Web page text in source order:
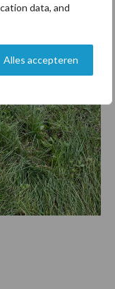
data, and
Alles accepteren